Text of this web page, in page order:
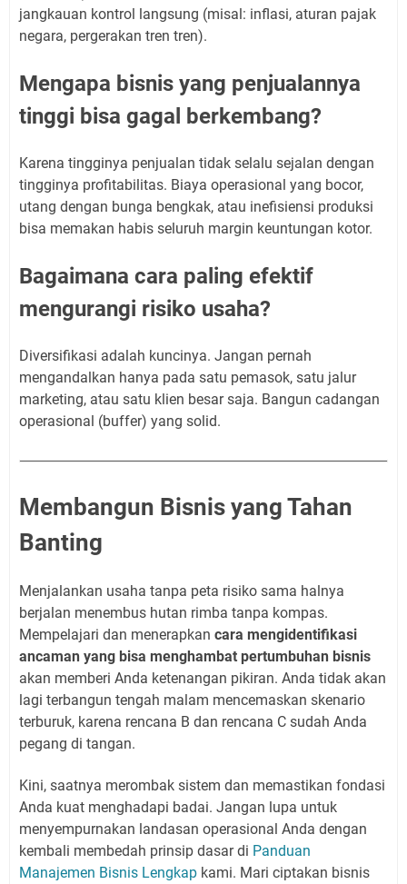
jangkauan kontrol langsung (misal: inflasi, aturan pajak
negara, pergerakan tren tren).
Mengapa bisnis yang penjualannya
tinggi bisa gagal berkembang?
Karena tingginya penjualan tidak selalu sejalan dengan
tingginya profitabilitas. Biaya operasional yang bocor,
utang dengan bunga bengkak, atau inefisiensi produksi
bisa memakan habis seluruh margin keuntungan kotor.
Bagaimana cara paling efektif
mengurangi risiko usaha?
Diversifikasi adalah kuncinya. Jangan pernah
mengandalkan hanya pada satu pemasok, satu jalur
marketing, atau satu klien besar saja. Bangun cadangan
operasional (buffer) yang solid.
Membangun Bisnis yang Tahan
Banting
Menjalankan usaha tanpa peta risiko sama halnya
berjalan menembus hutan rimba tanpa kompas.
Mempelajari dan menerapkan cara mengidentifikasi
ancaman yang bisa menghambat pertumbuhan bisnis
akan memberi Anda ketenangan pikiran. Anda tidak akan
lagi terbangun tengah malam mencemaskan skenario
terburuk, karena rencana B dan rencana C sudah Anda
pegang di tangan.
Kini, saatnya merombak sistem dan memastikan fondasi
Anda kuat menghadapi badai. Jangan lupa untuk
menyempurnakan landasan operasional Anda dengan
kembali membedah prinsip dasar di Panduan
Manajemen Bisnis Lengkap kami. Mari ciptakan bisnis